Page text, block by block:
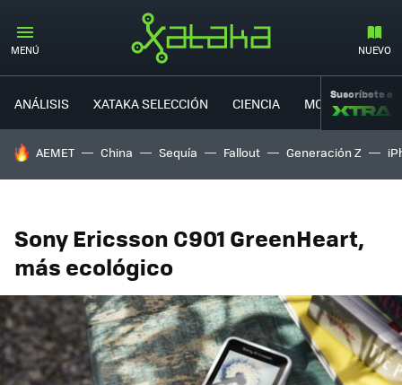
MENÚ NUEVO
ANÁLISIS XATAKA SELECCIÓN CIENCIA MOVILIDAD
Suscríbete a
HOY SE HABLA DE
AEMET China Sequía Fallout Generación Z
Sony Ericsson C901 GreenHeart,
más ecológico